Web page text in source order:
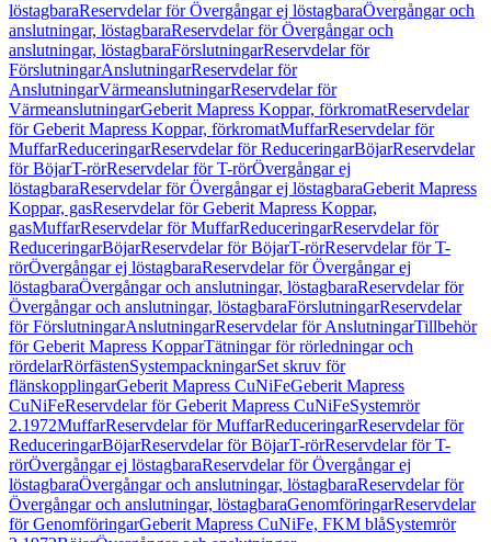
löstagbaraReservdelar för Övergångar ej löstagbaraÖvergångar och
anslutningar, löstagbaraReservdelar för Övergångar och
anslutningar, löstagbaraFörslutningarReservdelar för
FörslutningarAnslutningarReservdelar för
AnslutningarVärmeanslutningarReservdelar för
VärmeanslutningarGeberit Mapress Koppar, förkromatReservdelar
för Geberit Mapress Koppar, förkromatMuffarReservdelar för
MuffarReduceringarReservdelar för ReduceringarBöjarReservdelar
för BöjarT-rörReservdelar för T-rörÖvergångar ej
löstagbaraReservdelar för Övergångar ej löstagbaraGeberit Mapress
Koppar, gasReservdelar för Geberit Mapress Koppar,
gasMuffarReservdelar för MuffarReduceringarReservdelar för
ReduceringarBöjarReservdelar för BöjarT-rörReservdelar för T-
rörÖvergångar ej löstagbaraReservdelar för Övergångar ej
löstagbaraÖvergångar och anslutningar, löstagbaraReservdelar för
Övergångar och anslutningar, löstagbaraFörslutningarReservdelar
för FörslutningarAnslutningarReservdelar för AnslutningarTillbehör
för Geberit Mapress KopparTätningar för rörledningar och
rördelarRörfästenSystempackningarSet skruv för
flänskopplingarGeberit Mapress CuNiFeGeberit Mapress
CuNiFeReservdelar för Geberit Mapress CuNiFeSystemrör
2.1972MuffarReservdelar för MuffarReduceringarReservdelar för
ReduceringarBöjarReservdelar för BöjarT-rörReservdelar för T-
rörÖvergångar ej löstagbaraReservdelar för Övergångar ej
löstagbaraÖvergångar och anslutningar, löstagbaraReservdelar för
Övergångar och anslutningar, löstagbaraGenomföringarReservdelar
för GenomföringarGeberit Mapress CuNiFe, FKM blåSystemrör